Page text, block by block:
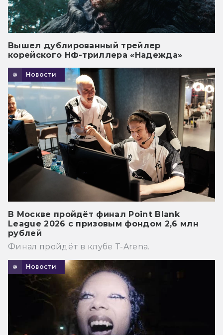
Вышел дублированный трейлер
корейского НФ-триллера «Надежда»
Новости
В Москве пройдёт финал Point Blank
League 2026 с призовым фондом 2,6 млн
рублей
Финал пройдёт в клубе T-Arena.
Новости